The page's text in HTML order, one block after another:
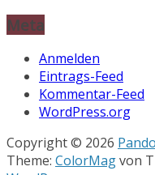
Meta
Anmelden
Eintrags-Feed
Kommentar-Feed
WordPress.org
Copyright © 2026
Theme: ColorMagvon